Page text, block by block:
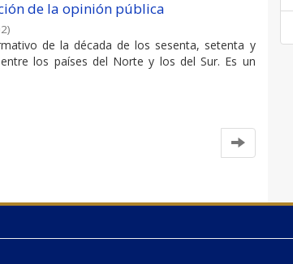
de la opinión pública
)
de la década de los sesenta, setenta y
los países del Norte y los del Sur. Es un